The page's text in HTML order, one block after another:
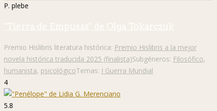
P. plebe
"Tierra de Empusas" de Olga Tokarczuk
Premio Hislibris literatura histórica: Premio Hislibris a la mejor
novela histórica traducida 2025 (finalista)Subgéneros: Filosófico,
humanista, psicológicoTemas: I Guerra Mundial
4
5.8